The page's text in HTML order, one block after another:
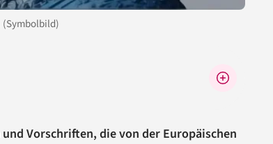
(Symbolbild)
Vorschriften, die von der Europäischen